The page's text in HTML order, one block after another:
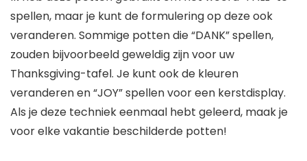
spellen, maar je kunt de formulering op deze ook
veranderen. Sommige potten die “DANK” spellen,
zouden bijvoorbeeld geweldig zijn voor uw
Thanksgiving-tafel. Je kunt ook de kleuren
veranderen en “JOY” spellen voor een kerstdisplay.
Als je deze techniek eenmaal hebt geleerd, maak je
voor elke vakantie beschilderde potten!